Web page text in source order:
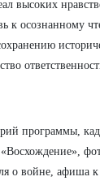
высоких
к осознанному
программы,
о войне, афиша